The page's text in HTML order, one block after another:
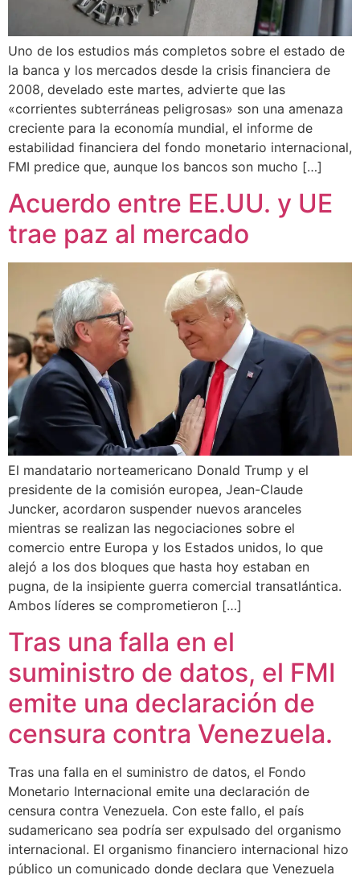
Uno de los estudios más completos sobre el estado de
la banca y los mercados desde la crisis financiera de
2008, develado este martes, advierte que las
«corrientes subterráneas peligrosas» son una amenaza
creciente para la economía mundial, el informe de
estabilidad financiera del fondo monetario internacional,
FMI predice que, aunque los bancos son mucho […]
Acuerdo entre EE.UU. y UE
trae paz al mercado
El mandatario norteamericano Donald Trump y el
presidente de la comisión europea, Jean-Claude
Juncker, acordaron suspender nuevos aranceles
mientras se realizan las negociaciones sobre el
comercio entre Europa y los Estados unidos, lo que
alejó a los dos bloques que hasta hoy estaban en
pugna, de la insipiente guerra comercial transatlántica.
Ambos líderes se comprometieron […]
Tras una falla en el
suministro de datos, el FMI
emite una declaración de
censura contra Venezuela.
Tras una falla en el suministro de datos, el Fondo
Monetario Internacional emite una declaración de
censura contra Venezuela. Con este fallo, el país
sudamericano sea podría ser expulsado del organismo
internacional. El organismo financiero internacional hizo
público un comunicado donde declara que Venezuela